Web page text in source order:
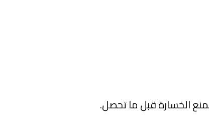
الخسارة قبل ما تحصل.